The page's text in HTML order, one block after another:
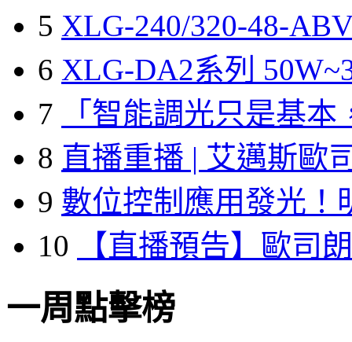
5 XLG-240/320-48-
6 XLG-DA2系列
7
「智能調光只是基本
8 直播重播 | 艾邁斯歐
9 數位控制應用發光！
10
【直播預告】歐司
一周點擊榜